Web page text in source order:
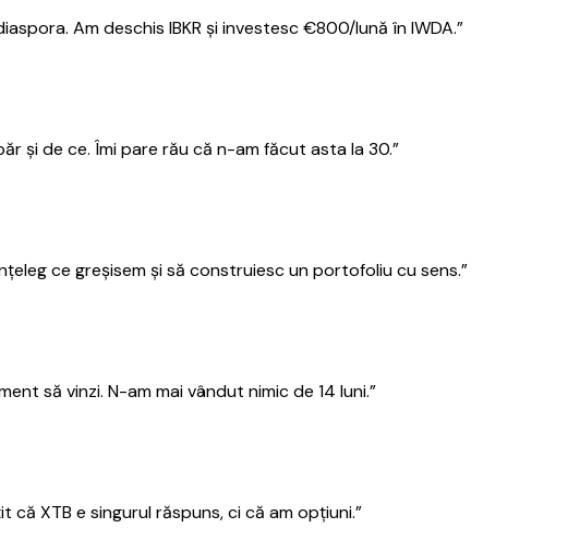
Am deschis IBKR și investesc €800/lună în IWDA.”
și de ce. Îmi pare rău că n-am făcut asta la 30.”
ce greșisem și să construiesc un portofoliu cu sens.”
să vinzi. N-am mai vândut nimic de 14 luni.”
XTB e singurul răspuns, ci că am opțiuni.”